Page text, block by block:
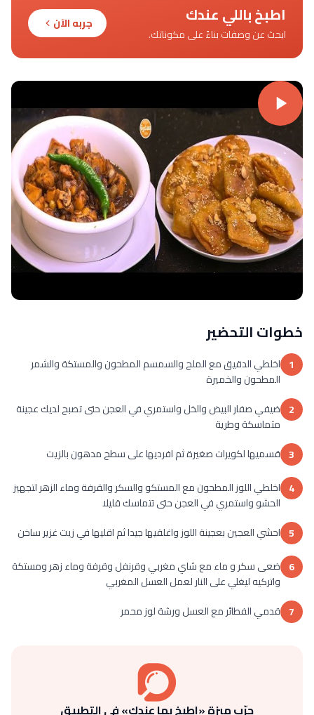
اطبخ باللي عندك
ابحث عن وصفات بناءً على مكوناتك.
جربه الآن
خطوات التحضير
1 اخلطي الدقيق مع الملح والسمسم المطحون والمستكة والشمر
المطحون والخميرة
2 ضيفي صفار البيض والخل واستمري في العجن حتى تصبح لديك عجينة
متماسكة وطرية
3 قسميها لكويرات صغيرة ثم افرديها على سطح مدهون بالزيت
4 اخلطي اللوز المطحون مع المستكو والسكر والقرفة وماء الزهر لتجهيز
الحشو واستمري في العجن حتى تتماسك قليلا
5 احشي العجين بعجينة اللوز واغلقيها جيدا ثم اقليها في زيت غزير ساخن
6 ضعى سكر و ماء مع شاي مغربي وقرنفل وقرفة وماء زهر ومستكة
واتركيه ليغلي على النار لعمل العسل المغربي
7 قدمي الفطائر مع العسل ورشة لوز محمر
جرّب ميزة «اطبخ بما عندك» في التطبيق